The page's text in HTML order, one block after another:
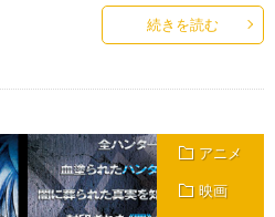
続きを読む
アニメ
映画